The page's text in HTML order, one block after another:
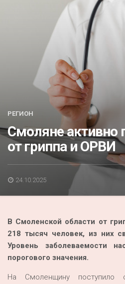
Послесловие к празднику
Неожиданный ракурс
Контакты
Люди родного края
К 70-летию районного Дома
Конкурс
Люди родного края
Национальные проекты
Перепись — 2020
РЕГИОН
Смоляне активно
от гриппа и ОРВИ
24.10.2025
В Смоленской области от
218 тысяч человек, из них
Уровень заболеваемости
порогового значения.
На Смоленщину